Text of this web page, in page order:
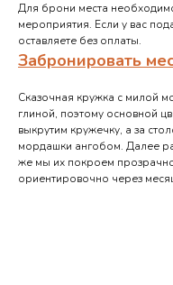
Для брони места
мероприятия. Если у вас
оставляете без оплаты.
Забронировать
Сказочная кружка с милой
глиной, поэтому основной
выкрутим кружечку, а за
мордашки ангобом. Далее
же мы их покроем
ориентировочно через